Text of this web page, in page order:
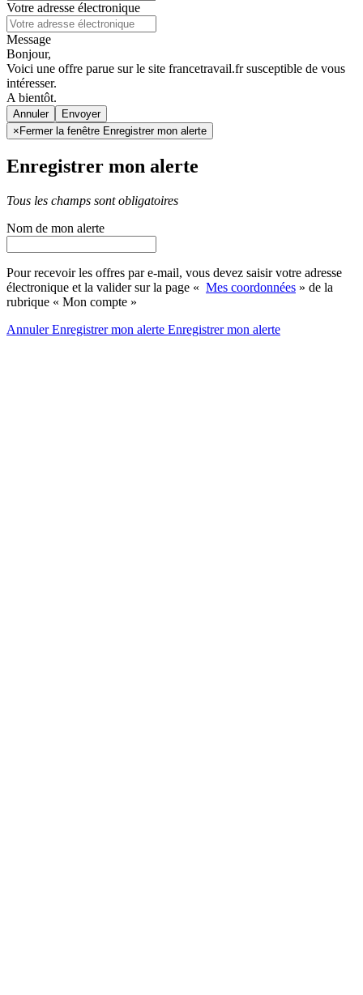
Votre adresse électronique
Message
Bonjour,
Voici une offre parue sur le site francetravail.fr susceptible de vous
intéresser.
A bientôt.
Annuler
× Fermer la fenêtre Enregistrer mon alerte
Enregistrer mon alerte
Tous les champs sont obligatoires
Nom de mon alerte
Pour recevoir les offres par e-mail, vous devez saisir votre adresse
électronique et la valider sur la page « Mes coordonnées » de la
rubrique « Mon compte »
AnnulerEnregistrer mon alerte Enregistrermon alerte